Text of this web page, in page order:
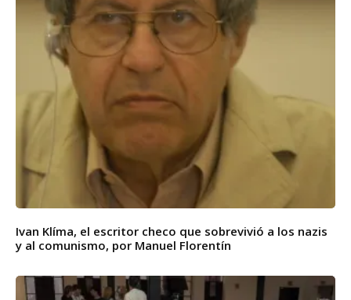
Ivan Klíma, el escritor checo que sobrevivió a los nazis
y al comunismo, por Manuel Florentín